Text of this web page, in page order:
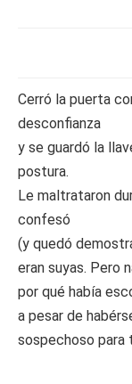
Cerró la puerta
desconfianza
y se guardó la
postura.
Le maltrataron
confesó
(y quedó
eran suyas. Pero
por qué había
a pesar de
sospechoso para